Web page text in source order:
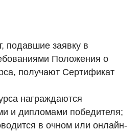
подавшие заявку в
Положения о
получают Сертификат
награждаются
и дипломами победителя;
в очном или онлайн-